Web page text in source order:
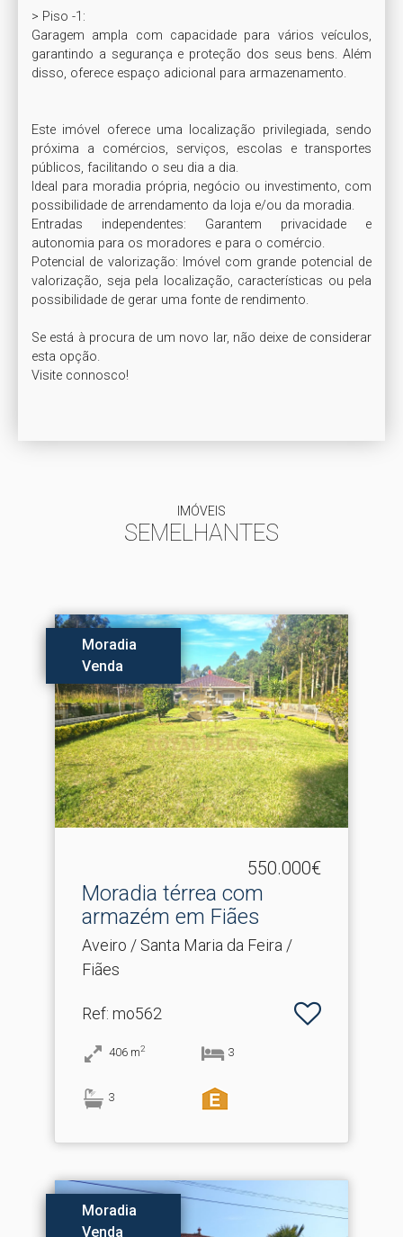
> Piso -1:
Garagem ampla com capacidade para vários veículos,
garantindo a segurança e proteção dos seus bens. Além
disso, oferece espaço adicional para armazenamento.
Este imóvel oferece uma localização privilegiada, sendo
próxima a comércios, serviços, escolas e transportes
públicos, facilitando o seu dia a dia.
Ideal para moradia própria, negócio ou investimento, com
possibilidade de arrendamento da loja e/ou da moradia.
Entradas independentes: Garantem privacidade e
autonomia para os moradores e para o comércio.
Potencial de valorização: Imóvel com grande potencial de
valorização, seja pela localização, características ou pela
possibilidade de gerar uma fonte de rendimento.
Se está à procura de um novo lar, não deixe de considerar
esta opção.
Visite connosco!
IMÓVEIS
SEMELHANTES
Moradia
Venda
550.000€
Moradia térrea com
armazém em Fiães
Aveiro / Santa Maria da Feira /
Fiães
Ref: mo562
406 m2 3
3
Moradia
Venda